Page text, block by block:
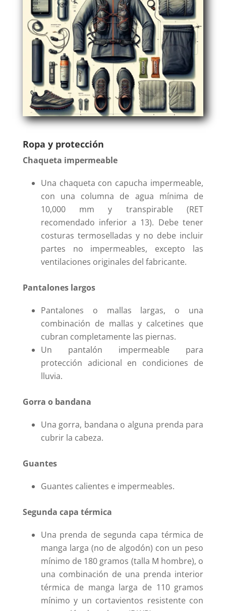
Ropa y protección
Chaqueta impermeable
Una chaqueta con capucha impermeable,
con una columna de agua mínima de
10,000 mm y transpirable (RET
recomendado inferior a 13). Debe tener
costuras termoselladas y no debe incluir
partes no impermeables, excepto las
ventilaciones originales del fabricante.
Pantalones largos
Pantalones o mallas largas, o una
combinación de mallas y calcetines que
cubran completamente las piernas.
Un pantalón impermeable para
protección adicional en condiciones de
lluvia.
Gorra o bandana
Una gorra, bandana o alguna prenda para
cubrir la cabeza.
Guantes
Guantes calientes e impermeables.
Segunda capa térmica
Una prenda de segunda capa térmica de
manga larga (no de algodón) con un peso
mínimo de 180 gramos (talla M hombre), o
una combinación de una prenda interior
térmica de manga larga de 110 gramos
mínimo y un cortavientos resistente con